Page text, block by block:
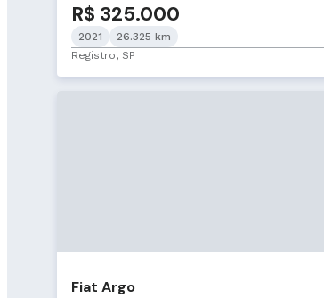
R$ 325.000
2021
26.325 km
Registro, SP
Fiat Argo